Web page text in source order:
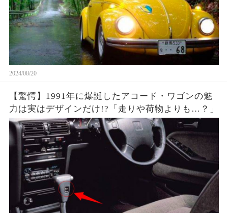
2024/08/20
【驚愕】1991年に爆誕したアコード・ワゴンの魅
力は実はデザインだけ!?「走りや荷物よりも…？」